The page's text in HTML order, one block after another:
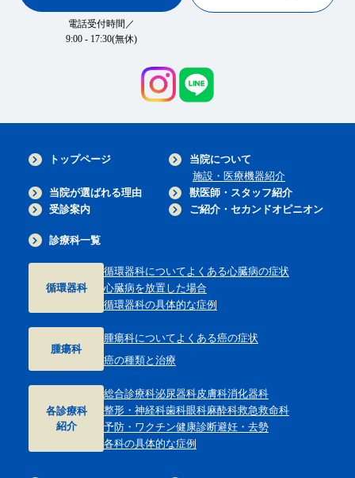
電話受付時間／
9:00 - 17:30(無休)
トップページ
当院について
施設・医療機器紹介
当院が選ばれる理由
獣医師・スタッフ紹介
受診案内
ご紹介・セカンドオピニオン
診療科一覧
循環器科
循環器科についてよくある心臓病の症状
心臓病を放置した場合
循環器科の具体的な症例
腫瘍科
腫瘍科についてよくある癌の症状
癌の種類と治療
各診療科
紹介
総合診療科泌尿器科皮膚科消化器科
整形・神経科歯科眼科麻酔科救急救命科
予防・ワクチン健康診断避妊・去勢
各科の具体的な症例